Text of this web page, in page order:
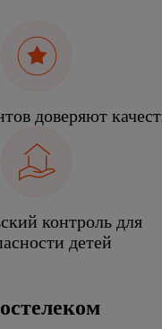
доверяют
контроль для
детей